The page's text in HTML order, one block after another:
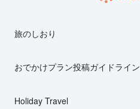
旅のしおり
おでかけプラン投稿ガイドライン
Holiday Travel